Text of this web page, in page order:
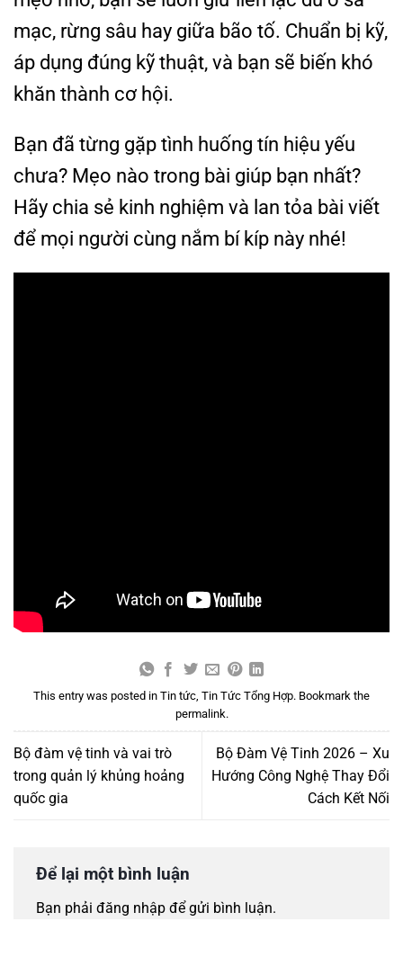
mạc, rừng sâu hay giữa bão tố. Chuẩn bị kỹ,
áp dụng đúng kỹ thuật, và bạn sẽ biến khó
khăn thành cơ hội.
Bạn đã từng gặp tình huống tín hiệu yếu
chưa? Mẹo nào trong bài giúp bạn nhất?
Hãy chia sẻ kinh nghiệm và lan tỏa bài viết
để mọi người cùng nắm bí kíp này nhé!
This entry was posted in Tin tức, Tin Tức Tổng Hợp. Bookmark the
permalink.
Bộ đàm vệ tinh và vai trò
trong quản lý khủng hoảng
quốc gia
Bộ Đàm Vệ Tinh 2026 – Xu
Hướng Công Nghệ Thay Đổi
Cách Kết Nối
Để lại một bình luận
Bạn phải đăng nhập để gửi bình luận.